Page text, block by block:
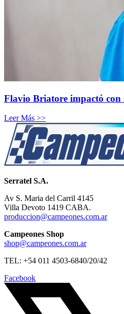
Flavio Briatore impactó con
Leer Más >>
Serratel S.A.
Av S. Maria del Carril 4145
Villa Devoto 1419 CABA.
produccion@campeones.com.ar
Campeones Shop
shop@campeones.com.ar
TEL: +54 011 4503-6840/20/42
Facebook